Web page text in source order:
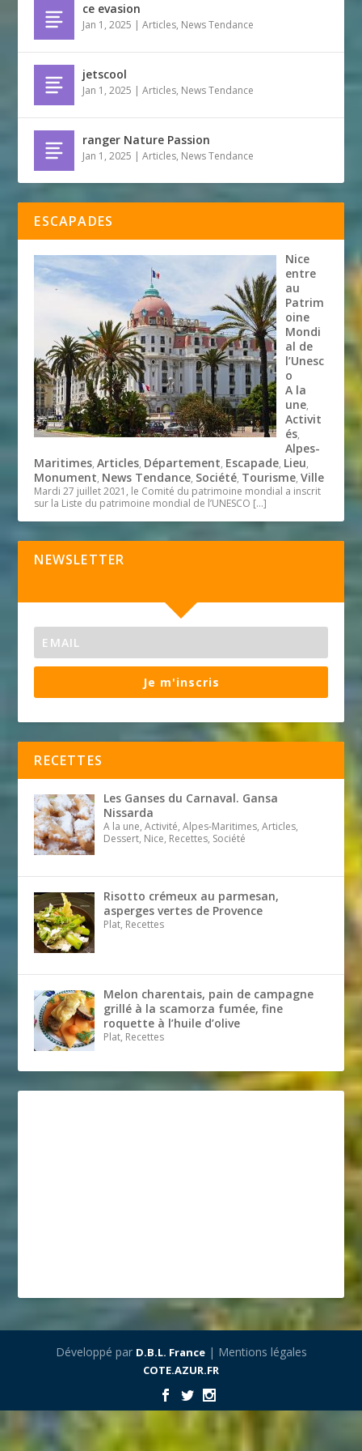
ce evasion
Jan 1, 2025 |Articles, News Tendance
jetscool
Jan 1, 2025 |Articles, News Tendance
ranger Nature Passion
Jan 1, 2025 |Articles, News Tendance
ESCAPADES
Nice
entre
au
Patrim
oine
Mondi
al de
l’Unesc
o
A la
une,
Activit
és,
Alpes-
Maritimes,Articles, Département, Escapade, Lieu,
Monument, News Tendance, Société, Tourisme,Ville
Mardi 27 juillet 2021, le Comité du patrimoine mondial a inscrit
sur la Liste du patrimoine mondial de l’UNESCO […]
NEWSLETTER
Je m'inscris
RECETTES
Les Ganses du Carnaval. Gansa
Nissarda
A la une, Activité, Alpes-Maritimes, Articles,
Dessert, Nice, Recettes, Société
Risotto crémeux au parmesan,
asperges vertes de Provence
Plat, Recettes
Melon charentais, pain de campagne
grillé à la scamorza fumée, fine
roquette à l’huile d’olive
Plat, Recettes
Développé par D.B.L. France| Mentions légales
COTE.AZUR.FR